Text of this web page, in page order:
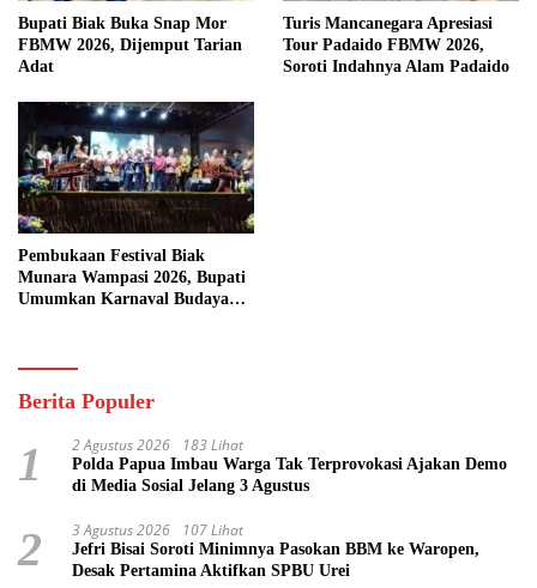
Bupati Biak Buka Snap Mor
FBMW 2026, Dijemput Tarian
Adat
Turis Mancanegara Apresiasi
Tour Padaido FBMW 2026,
Soroti Indahnya Alam Padaido
Pembukaan Festival Biak
Munara Wampasi 2026, Bupati
Umumkan Karnaval Budaya
Berita Populer
1 2 Agustus 2026 183 Lihat
Polda Papua Imbau Warga Tak Terprovokasi Ajakan Demo
di Media Sosial Jelang 3 Agustus
2 3 Agustus 2026 107 Lihat
Jefri Bisai Soroti Minimnya Pasokan BBM ke Waropen,
Desak Pertamina Aktifkan SPBU Urei